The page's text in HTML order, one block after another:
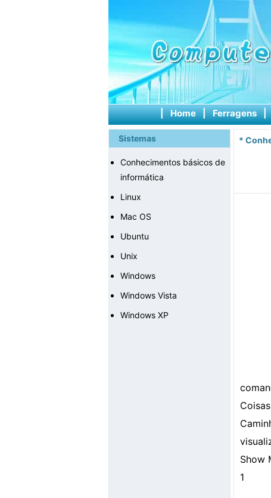
| Home | Ferragens |
Sistemas
Conhecimentos básicos de
informática
Linux
Mac OS
Ubuntu
Unix
Windows
Windows Vista
Windows XP
*
Show
1